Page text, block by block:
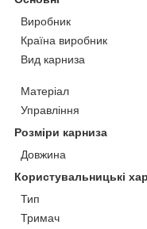
Виробник
Країна виробник
Вид карниза
Матеріал
Управління
Розміри карниза
Довжина
Користувальницькі
Тип
Тримач